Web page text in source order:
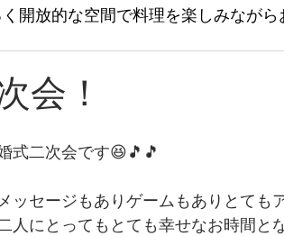
開放的な空間で料理を楽しみながら
会！
式二次会です😆🎵🎵
ッセージもありゲームもありとても
にとってもとても幸せなお時間と